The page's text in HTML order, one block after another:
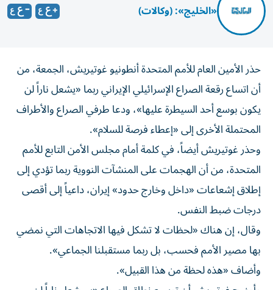
«الخليج»: (وكالات)
حذر الأمين العام للأمم المتحدة أنطونيو غوتيريش، الجمعة، من
أن اتساع رقعة الصراع الإسرائيلي الإيراني ربما «يشعل ناراً لن
يكون بوسع أحد السيطرة عليها»، ودعا طرفي الصراع والأطراف
المحتملة الأخرى إلى «إعطاء فرصة للسلام».
وحذر غوتيريش أيضاً، في كلمة أمام مجلس الأمن التابع للأمم
المتحدة، من أن الهجمات على المنشآت النووية ربما تؤدي إلى
إطلاق إشعاعات «داخل وخارج حدود» إيران، داعياً إلى أقصى
درجات ضبط النفس.
وقال، إن هناك «لحظات لا تشكل فيها الاتجاهات التي نمضي
بها مصير الأمم فحسب، بل ربما مستقبلنا الجماعي».
وأضاف «هذه لحظة من هذا القبيل».